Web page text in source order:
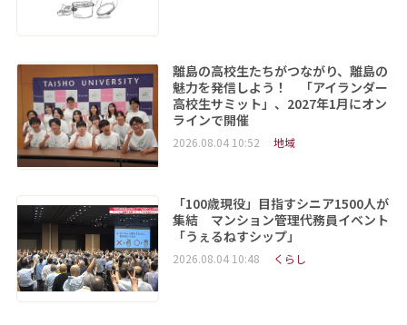
離島の高校生たちがつながり、離島の
魅力を発信しよう！ 「アイランダー
高校生サミット」、2027年1月にオン
ラインで開催
2026.08.04 10:52 地域
「100歳現役」目指すシニア1500人が
集結 マンション管理代務員イベント
「うぇるねすシップ」
2026.08.04 10:48 くらし